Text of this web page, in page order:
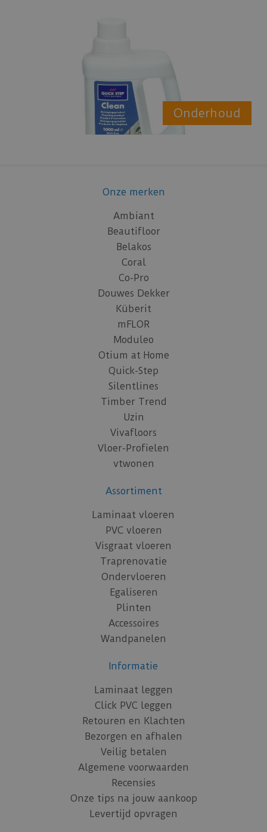
Onderhoud
Onze merken
Ambiant
Beautifloor
Belakos
Coral
Co-Pro
Douwes Dekker
Küberit
mFLOR
Moduleo
Otium at Home
Quick-Step
Silentlines
Timber Trend
Uzin
Vivafloors
Vloer-Profielen
vtwonen
Assortiment
Laminaat vloeren
PVC vloeren
Visgraat vloeren
Traprenovatie
Ondervloeren
Egaliseren
Plinten
Accessoires
Wandpanelen
Informatie
Laminaat leggen
Click PVC leggen
Retouren en Klachten
Bezorgen en afhalen
Veilig betalen
Algemene voorwaarden
Recensies
Onze tips na jouw aankoop
Levertijd opvragen